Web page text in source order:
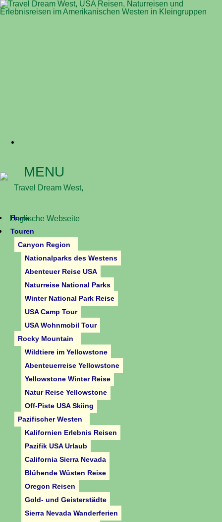
MENU
Home
Touren
Canyon Region
Nationalparks des Westens
Abenteuer Reise USA
Naturreise National Parks
Winter National Park Reise
USA Camp Tour
USA Wohnmobil Tour
Rocky Mountain
Wildtiere im Yellowstone
Abenteuerreise Yellowstone
Yellowstone Winter Reise
Natur Reise Yellowstone
Off-Piste USA Skiing
Pazifischer Westen
Kalifornien Erlebnis Reisen
Pazifik USA Urlaub
California Sierra Nevada
Blühende Wüsten Reise
Oregon Reisen
Gold- und Geisterstädte
Sierra Nevada Wanderferien